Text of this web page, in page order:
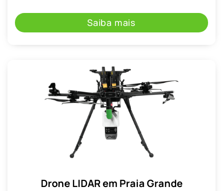
Saiba mais
Drone LIDAR em Praia Grande